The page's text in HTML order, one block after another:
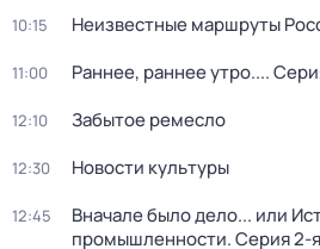
10:15 Неизвестные маршруты
11:00 Раннее, раннее утро....
12:10 Забытое ремесло
12:30 Новости культуры
12:45
Вначале было дело... или
промышленности. Серия 2-я